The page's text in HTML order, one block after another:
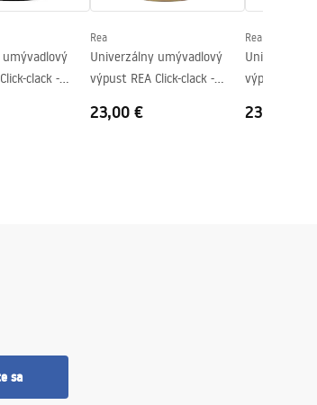
clack -
Rea
Univerzálny umývadlový
výpust REA Click-clack -
23,00 €
Rea
Univerzálna
výpust REA
23,00 €
sa